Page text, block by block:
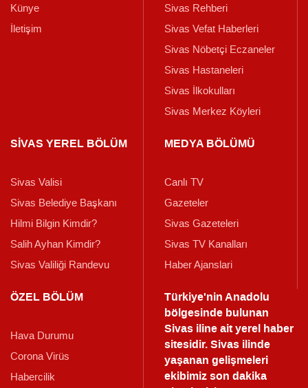
Künye
İletişim
Sivas Rehberi
Sivas Vefat Haberleri
Sivas Nöbetçi Eczaneler
Sivas Hastaneleri
Sivas İlkokulları
Sivas Merkez Köyleri
SİVAS YEREL BÖLÜM
Sivas Valisi
Sivas Belediye Başkanı
Hilmi Bilgin Kimdir?
Salih Ayhan Kimdir?
Sivas Valiliği Randevu
MEDYA BÖLÜMÜ
Canlı TV
Gazeteler
Sivas Gazeteleri
Sivas TV Kanalları
Haber Ajanslari
ÖZEL BÖLÜM
Hava Durumu
Corona Virüs
Habercilik
Türkiye'nin Anadolu
bölgesinde bulunan
Sivas iline ait yerel haber
sitesidir. Sivas ilinde
yaşanan gelişmeleri
ekibimiz son dakika